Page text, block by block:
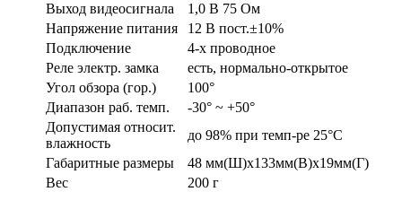
Выход видеосигнала
1,0 В 75 Ом
Напряжение питания
12 В пост.±10%
Подключение
4-х проводное
Реле электр. замка
есть, нормально-открытое
Угол обзора (гор.)
100°
Диапазон раб. темп.
-30° ~ +50°
Допустимая относит.
влажность
до 98% при темп-ре 25°C
Габаритные размеры
48 мм(Ш)х133мм(В)х19мм(Г)
Вес
200 г